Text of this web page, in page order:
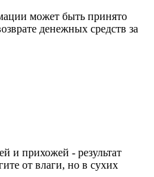
может быть принято
денежных средств за
и прихожей - результат
от влаги, но в сухих